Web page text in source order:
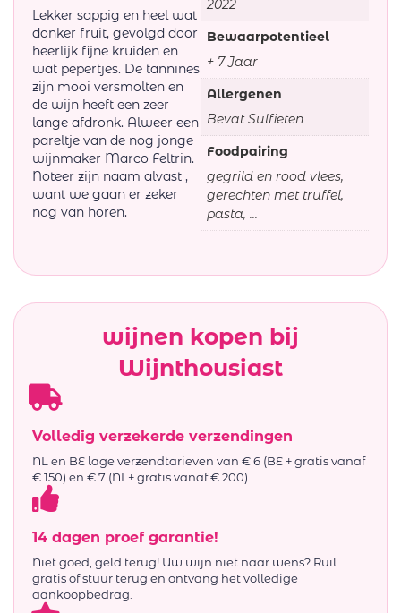
Lekker sappig en heel wat
donker fruit, gevolgd door
heerlijk fijne kruiden en
wat pepertjes. De tannines
zijn mooi versmolten en
de wijn heeft een zeer
lange afdronk. Alweer een
pareltje van de nog jonge
wijnmaker Marco Feltrin.
Noteer zijn naam alvast ,
want we gaan er zeker
nog van horen.
2022
Bewaarpotentieel
+ 7 Jaar
Allergenen
Bevat Sulfieten
Foodpairing
gegrild en rood vlees,
gerechten met truffel,
pasta, ...
wijnen kopen bij
Wijnthousiast
Volledig verzekerde verzendingen
NL en BE lage verzendtarieven van € 6 (BE + gratis vanaf
€ 150) en € 7 (NL+ gratis vanaf € 200)
14 dagen proef garantie!
Niet goed, geld terug! Uw wijn niet naar wens? Ruil
gratis of stuur terug en ontvang het volledige
aankoopbedrag.